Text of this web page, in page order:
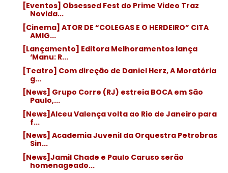
[Eventos] Obsessed Fest do Prime Video Traz
Novida...
[Cinema] ATOR DE “COLEGAS E O HERDEIRO” CITA
AMIG...
[Lançamento] Editora Melhoramentos lança
‘Manu: R...
[Teatro] Com direção de Daniel Herz, A Moratória
g...
[News] Grupo Corre (RJ) estreia BOCA em São
Paulo,...
[News]Alceu Valença volta ao Rio de Janeiro para
f...
[News] Academia Juvenil da Orquestra Petrobras
Sin...
[News]Jamil Chade e Paulo Caruso serão
homenageado...